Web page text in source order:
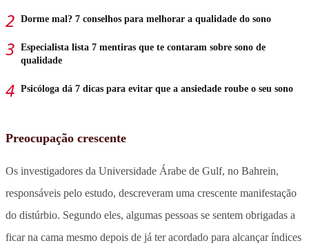
Dorme mal? 7 conselhos para melhorar a qualidade do sono
Especialista lista 7 mentiras que te contaram sobre sono de
qualidade
Psicóloga dá 7 dicas para evitar que a ansiedade roube o seu sono
Preocupação crescente
Os investigadores da Universidade Árabe de Gulf, no Bahrein,
responsáveis pelo estudo, descreveram uma crescente manifestação
do distúrbio. Segundo eles, algumas pessoas se sentem obrigadas a
ficar na cama mesmo depois de já ter acordado para alcançar índices